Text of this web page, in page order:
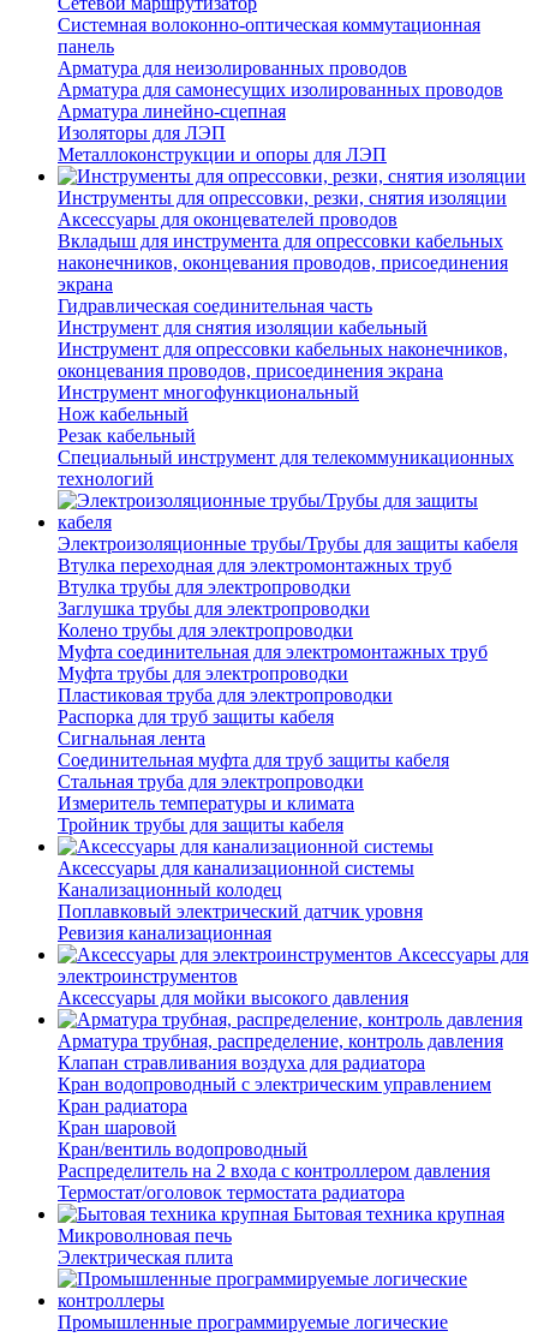
Системная волоконно-оптическая коммутационная
панель
Арматура для неизолированных проводов
Арматура для самонесущих изолированных проводов
Арматура линейно-сцепная
Изоляторы для ЛЭП
Металлоконструкции и опоры для ЛЭП
Инструменты для опрессовки, резки, снятия изоляции
Аксессуары для оконцевателей проводов
Вкладыш для инструмента для опрессовки кабельных
наконечников, оконцевания проводов, присоединения
экрана
Гидравлическая соединительная часть
Инструмент для снятия изоляции кабельный
Инструмент для опрессовки кабельных наконечников,
оконцевания проводов, присоединения экрана
Инструмент многофункциональный
Нож кабельный
Резак кабельный
Специальный инструмент для телекоммуникационных
технологий
Электроизоляционные трубы/Трубы для защиты кабеля
Втулка переходная для электромонтажных труб
Втулка трубы для электропроводки
Заглушка трубы для электропроводки
Колено трубы для электропроводки
Муфта соединительная для электромонтажных труб
Муфта трубы для электропроводки
Пластиковая труба для электропроводки
Распорка для труб защиты кабеля
Сигнальная лента
Соединительная муфта для труб защиты кабеля
Стальная труба для электропроводки
Измеритель температуры и климата
Тройник трубы для защиты кабеля
Аксессуары для канализационной системы
Канализационный колодец
Поплавковый электрический датчик уровня
Ревизия канализационная
Аксессуары для
электроинструментов
Аксессуары для мойки высокого давления
Арматура трубная, распределение, контроль давления
Клапан стравливания воздуха для радиатора
Кран водопроводный с электрическим управлением
Кран радиатора
Кран шаровой
Кран/вентиль водопроводный
Распределитель на 2 входа с контроллером давления
Термостат/оголовок термостата радиатора
Бытовая техника крупная
Микроволновая печь
Электрическая плита
Промышленные программируемые логические